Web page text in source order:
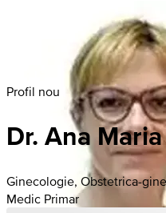
Profil nou
Dr. Ana
Ginecologie, Obstetrica-
Medic Primar